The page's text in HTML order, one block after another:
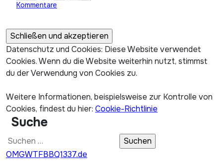
Kommentare
Datenschutz und Cookies: Diese Website verwendet
Cookies. Wenn du die Website weiterhin nutzt, stimmst
du der Verwendung von Cookies zu.
Weitere Informationen, beispielsweise zur Kontrolle von
Cookies, findest du hier: Cookie-Richtlinie
Suche
Suchen
nach:
OMGWTFBBQ1337.de